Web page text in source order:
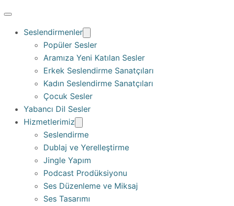
Seslendirmenler
Popüler Sesler
Aramıza Yeni Katılan Sesler
Erkek Seslendirme Sanatçıları
Kadın Seslendirme Sanatçıları
Çocuk Sesler
Yabancı Dil Sesler
Hizmetlerimiz
Seslendirme
Dublaj ve Yerelleştirme
Jingle Yapım
Podcast Prodüksiyonu
Ses Düzenleme ve Miksaj
Ses Tasarımı